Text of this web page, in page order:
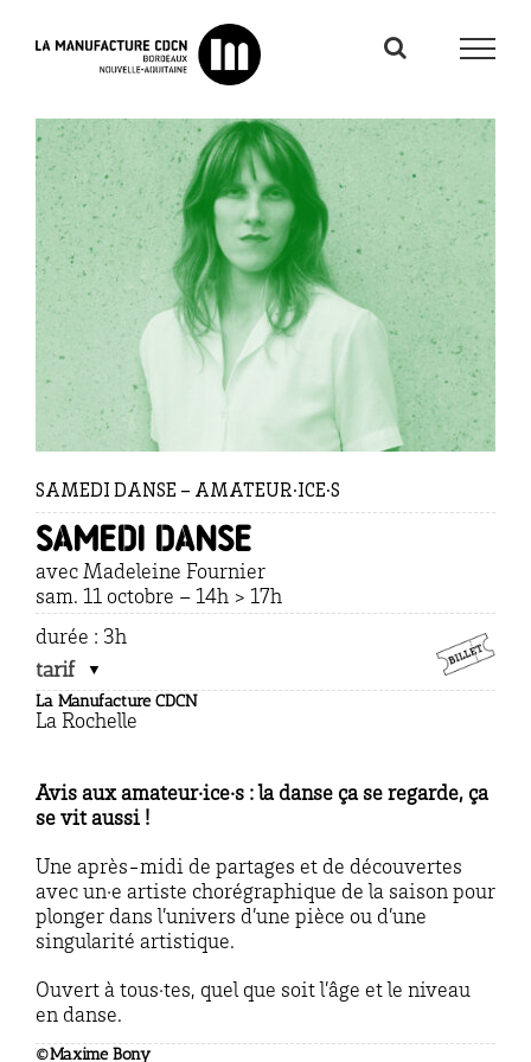
SAMEDI DANSE – AMATEUR·ICE·S
SAMEDI DANSE
avec Madeleine Fournier
sam. 11 octobre – 14h > 17h
durée : 3h
tarif
La Manufacture CDCN
La Rochelle
Avis aux amateur·ice·s : la danse ça se regarde, ça
se vit aussi !
Une après-midi de partages et de découvertes
avec un·e artiste chorégraphique de la saison pour
plonger dans l’univers d’une pièce ou d’une
singularité artistique.
Ouvert à tous·tes, quel que soit l’âge et le niveau
en danse.
©Maxime Bony